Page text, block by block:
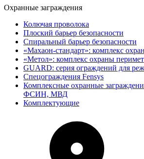
Охранные заграждения
Колючая проволока
Плоский барьер безопасности
Спиральный барьер безопасности
«Махаон-стандарт»: комплекс
«Метол»: комплекс охраны
GUARD: серия ограждений для
Спецограждения Fensys
Комплексные охранные
ФСИН, МВД
Комплектующие